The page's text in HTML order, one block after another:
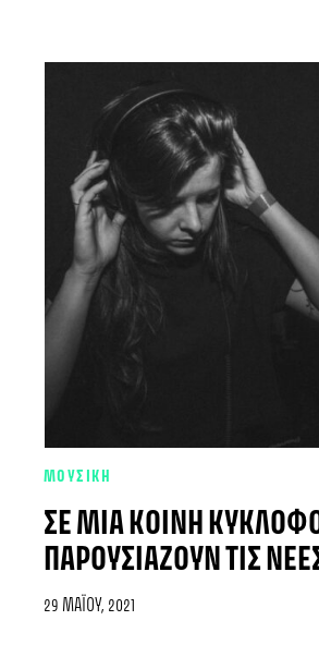
ΜΟΥΣΙΚΗ
ΣΕ ΜΙΑ ΚΟΙΝΉ
ΠΑΡΟΥΣΙΆΖΟΥΝ ΤΙΣ
29 ΜΑΪ́ΟΥ, 2021